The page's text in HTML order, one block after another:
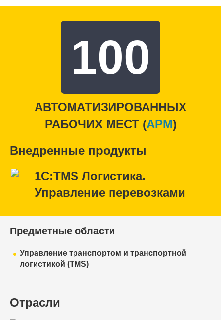
100
АВТОМАТИЗИРОВАННЫХ
РАБОЧИХ МЕСТ (APM)
Внедренные продукты
1С:TMS Логистика.
Управление перевозками
Предметные области
Управление транспортом и транспортной
логистикой (TMS)
Отрасли